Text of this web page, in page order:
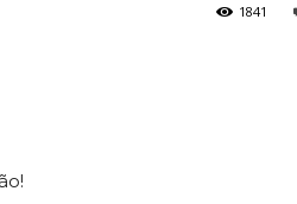
1841